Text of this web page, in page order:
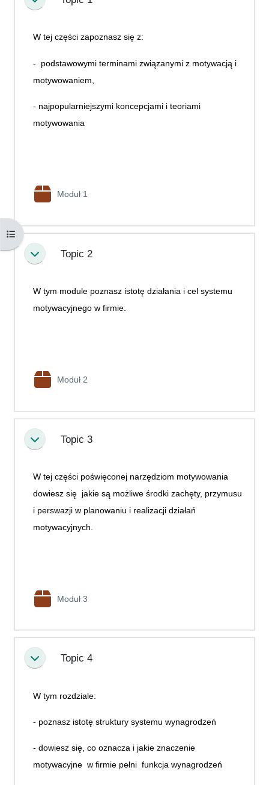
Otwórz indeks kursu
Minimalizuj
W tej części zapoznasz się z:
- podstawowymi terminami związanymi z motywacją i
motywowaniem,
- najpopularniejszymi koncepcjami i teoriami
motywowania
Moduł 1
MinimalizujTopic 2
W tym module poznasz istotę działania i cel systemu
motywacyjnego w firmie.
Moduł 2Pakiet SCORM
MinimalizujTopic 3
W tej części poświęconej narzędziom motywowania
dowiesz się jakie są możliwe środki zachęty, przymusu
i perswazji w planowaniu i realizacji działań
motywacyjnych.
Moduł 3Pakiet SCORM
MinimalizujTopic 4
W tym rozdziale:
- poznasz istotę struktury systemu wynagrodzeń
- dowiesz się, co oznacza i jakie znaczenie
motywacyjne w firmie pełni funkcja wynagrodzeń